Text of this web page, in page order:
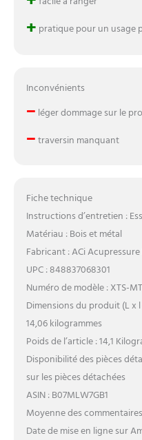
+ pratique pour un usage
Inconvénients
– léger dommage sur le
–traversin manquant
Fiche technique
Instructions d’entretien :
Matériau : Bois et métal
Fabricant : ACi
UPC : 848837068301
Numéro de modèle : XTS-
Dimensions du produit (L x l
14,06 kilogrammes
Poids de l’article : 14,1
Disponibilité des pièces
sur les pièces détachées
ASIN : B07MLW7GB1
Moyenne des
Date de mise en ligne sur